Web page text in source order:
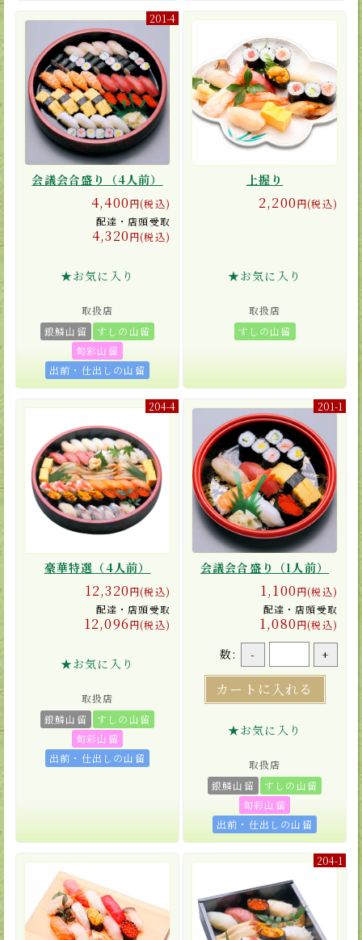
201-4
会議会合盛り（4人前）
4,400円(税込)
配達・店頭受取
4,320円(税込)
★お気に入り
取扱店
銀鱗山留
すしの山留
旬彩山留
出前・仕出しの山留
上握り
2,200円(税込)
★お気に入り
取扱店
すしの山留
204-4
豪華特選（4人前）
12,320円(税込)
配達・店頭受取
12,096円(税込)
★お気に入り
取扱店
銀鱗山留
すしの山留
旬彩山留
出前・仕出しの山留
201-1
会議会合盛り（1人前）
1,100円(税込)
配達・店頭受取
1,080円(税込)
数: - +
カートに入れる
★お気に入り
取扱店
銀鱗山留
すしの山留
旬彩山留
出前・仕出しの山留
204-1